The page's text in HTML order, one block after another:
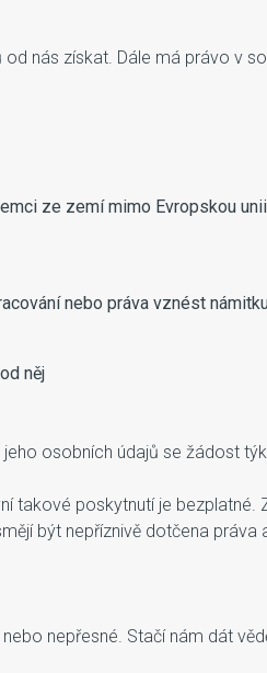
nás získat. Dále má právo v
ze zemí mimo Evropskou
nebo práva vznést
něj
osobních údajů se žádost
takové poskytnutí je
být nepříznivě dotčena
nepřesné. Stačí nám dát